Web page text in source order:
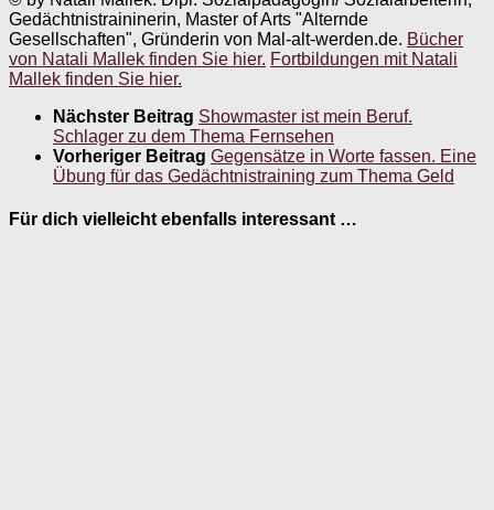
Gedächtnistraininerin, Master of Arts "Alternde
Gesellschaften", Gründerin von Mal-alt-werden.de. Bücher
von Natali Mallek finden Sie hier. Fortbildungen mit Natali
Mallek finden Sie hier.
Nächster Beitrag Showmaster ist mein Beruf.
Schlager zu dem Thema Fernsehen
Vorheriger Beitrag Gegensätze in Worte fassen. Eine
Übung für das Gedächtnistraining zum Thema Geld
Für dich vielleicht ebenfalls interessant …